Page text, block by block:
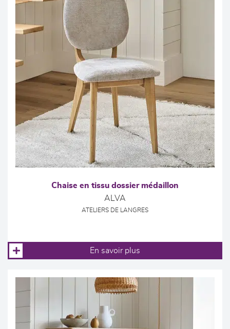
Chaise en tissu dossier médaillon
ALVA
ATELIERS DE LANGRES
En savoir plus